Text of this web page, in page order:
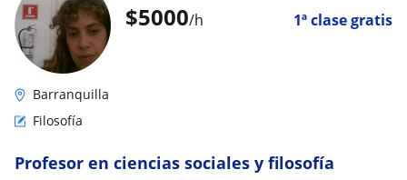
$5000/h 1ª clase gratis
Barranquilla
Filosofía
Profesor en ciencias sociales y filosofía